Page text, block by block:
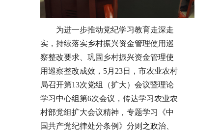
为进一步推动党纪学习教育走深走
实，持续落实乡村振兴资金管理使用巡
察整改要求、巩固乡村振兴资金管理使
用巡察整改成效，5月23日，市农业农村
局召开第13次党组（扩大）会议暨理论
学习中心组第6次会议，传达学习农业农
村部党组扩大会议精神，专题学习《中
国共产党纪律处分条例》分则之政治、